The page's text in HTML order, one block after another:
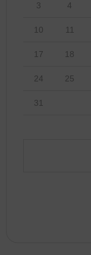
3 4
10 11
17 18
24 25
31